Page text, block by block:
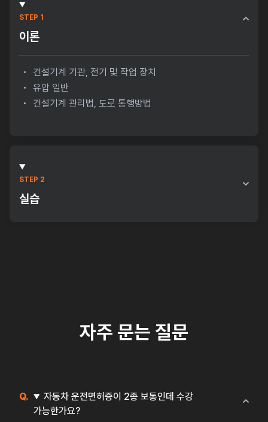
STEP 1
이론
건설기계 기관, 전기 및 작업 장치
유압 일반
건설기계 관리법, 도로 통행방법
STEP 2
실습
자주 문는 질문
자동차 운전면허증이 2종 보통인데 수강
가능한가요?